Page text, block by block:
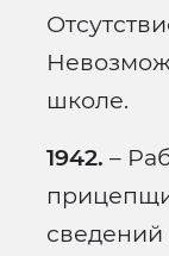
школе.
1942. –